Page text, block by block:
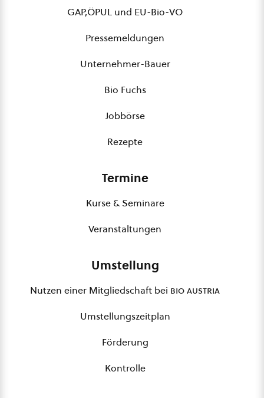
GAP,ÖPUL und EU-Bio-VO
Pressemeldungen
Unternehmer-Bauer
Bio Fuchs
Jobbörse
Rezepte
Termine
Kurse & Seminare
Veranstaltungen
Umstellung
Nutzen einer Mitgliedschaft bei bio austria
Umstellungszeitplan
Förderung
Kontrolle